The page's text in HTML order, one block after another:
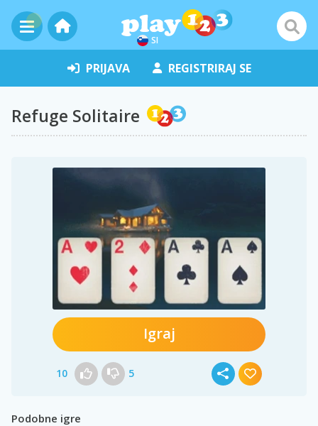
SI
PRIJAVA REGISTRIRAJ SE
Refuge Solitaire
Igraj
10 5
Podobne igre